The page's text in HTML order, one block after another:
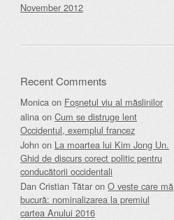
November 2012
Recent Comments
Monica on Foșnetul viu al măslinilor
alina on Cum se distruge lent
Occidentul, exemplul francez
John on La moartea lui Kim Jong Un.
Ghid de discurs corect politic pentru
conducătorii occidentali
Dan Cristian Tătar on O veste care mă
bucură: nominalizarea la premiul
cartea Anului 2016